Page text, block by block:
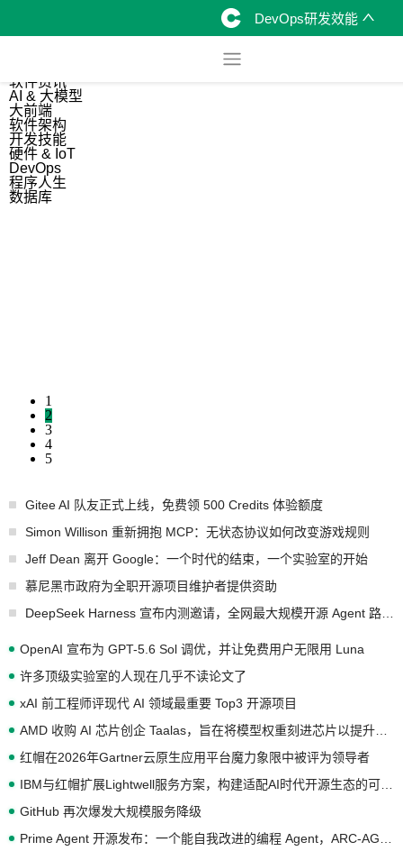
DevOps研发效能
软件资讯
AI & 大模型
大前端
软件架构
开发技能
硬件 & IoT
DevOps
程序人生
数据库
1
2
3
4
5
Gitee AI 队友正式上线，免费领 500 Credits 体验额度
Simon Willison 重新拥抱 MCP：无状态协议如何改变游戏规则
Jeff Dean 离开 Google：一个时代的结束，一个实验室的开始
慕尼黑市政府为全职开源项目维护者提供资助
OpenAI 宣布为 GPT-5.6 Sol 调优，并让免费用户无限用 Luna
许多顶级实验室的人现在几乎不读论文了
xAI 前工程师评现代 AI 领域最重要 Top3 开源项目
红帽在2026年Gartner云原生应用平台魔力象限中被评为领导者
GitHub 再次爆发大规模服务降级